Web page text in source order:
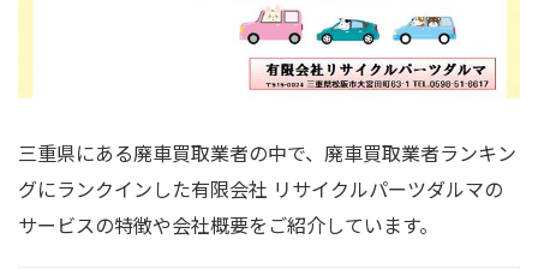
三重県にある廃車買取業者の中で、廃車買取業者ランキン
グにランクインした有限会社 リサイクルパーツダルマの
サービスの特徴や会社概要をご紹介しています。